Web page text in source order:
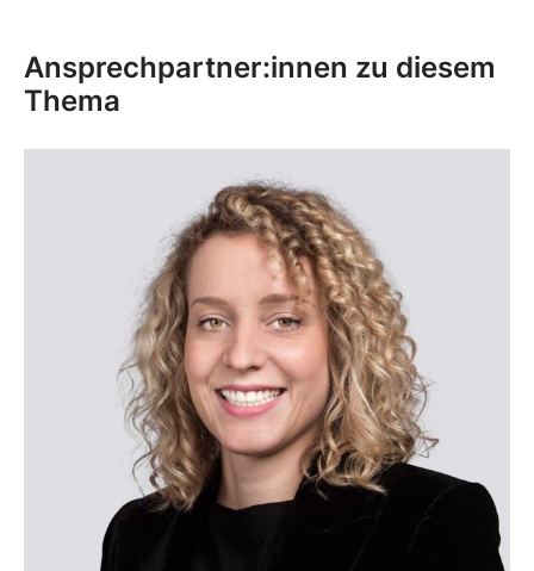
Ansprechpartner:innen zu diesem
Thema